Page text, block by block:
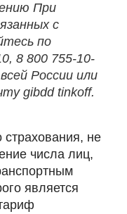
При
с
по
8 800 755-10-
России или
gibdd tinkoff.
страхования, не
числа лиц,
является